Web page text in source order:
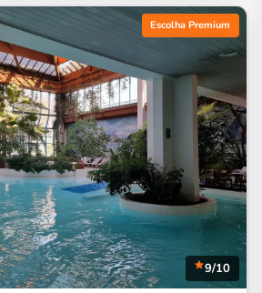
Escolha Premium
9/10